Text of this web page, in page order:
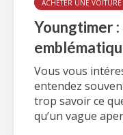
ACHETER UNE VOITURE
Youngtimer
Vous vous
entendez
trop savoir ce
qu’un vague